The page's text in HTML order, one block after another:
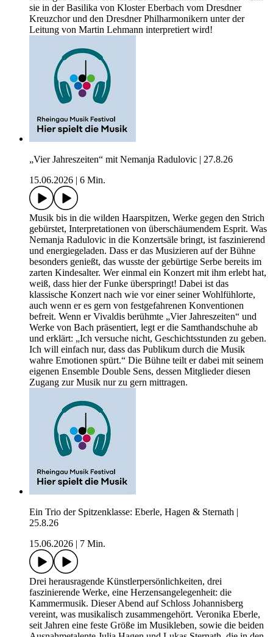
sie in der Basilika von Kloster Eberbach vom Dresdner
Kreuzchor und den Dresdner Philharmonikern unter der
Leitung von Martin Lehmann interpretiert wird!
„Vier Jahreszeiten“ mit Nemanja Radulovic | 27.8.26
15.06.2026
6 Min.
Musik bis in die wilden Haarspitzen, Werke gegen den Strich
gebürstet, Interpretationen von überschäumendem Esprit. Was
Nemanja Radulovic in die Konzertsäle bringt, ist faszinierend
und energiegeladen. Dass er das Musizieren auf der Bühne
besonders genießt, das wusste der gebürtige Serbe bereits im
zarten Kindesalter. Wer einmal ein Konzert mit ihm erlebt hat,
weiß, dass hier der Funke überspringt! Dabei ist das
klassische Konzert nach wie vor einer seiner Wohlfühlorte,
auch wenn er es gern von festgefahrenen Konventionen
befreit. Wenn er Vivaldis berühmte „Vier Jahreszeiten“ und
Werke von Bach präsentiert, legt er die Samthandschuhe ab
und erklärt: „Ich versuche nicht, Geschichtsstunden zu geben.
Ich will einfach nur, dass das Publikum durch die Musik
wahre Emotionen spürt.“ Die Bühne teilt er dabei mit seinem
eigenen Ensemble Double Sens, dessen Mitglieder diesen
Zugang zur Musik nur zu gern mittragen.
Ein Trio der Spitzenklasse: Eberle, Hagen & Sternath |
25.8.26
15.06.2026
7 Min.
Drei herausragende Künstlerpersönlichkeiten, drei
faszinierende Werke, eine Herzensangelegenheit: die
Kammermusik. Dieser Abend auf Schloss Johannisberg
vereint, was musikalisch zusammengehört. Veronika Eberle,
seit Jahren eine feste Größe im Musikleben, sowie die beiden